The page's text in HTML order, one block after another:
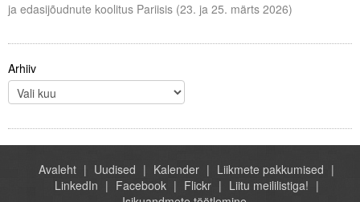
ja edasijõudnute koolitus Pariisis (23. ja 25. märts 2026)
Arhiiv
Avaleht Uudised Kalender
Liikmete pakkumised
LinkedIn
Facebook Flickr
Liitu meililistiga!